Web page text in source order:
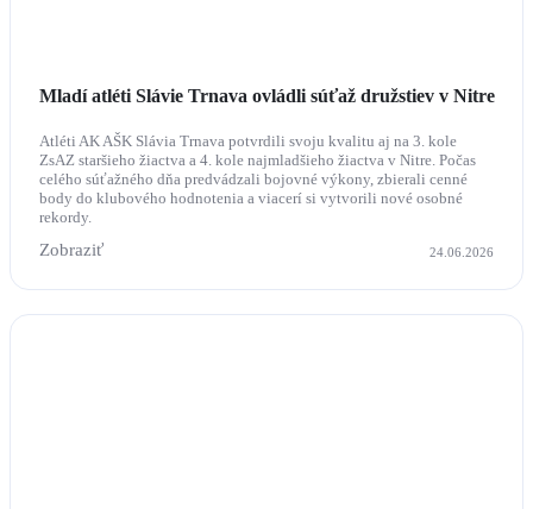
Mladí atléti Slávie Trnava ovládli súťaž družstiev v Nitre
Atléti AK AŠK Slávia Trnava potvrdili svoju kvalitu aj na 3. kole
ZsAZ staršieho žiactva a 4. kole najmladšieho žiactva v Nitre. Počas
celého súťažného dňa predvádzali bojovné výkony, zbierali cenné
body do klubového hodnotenia a viacerí si vytvorili nové osobné
rekordy.
Zobraziť 24.06.2026